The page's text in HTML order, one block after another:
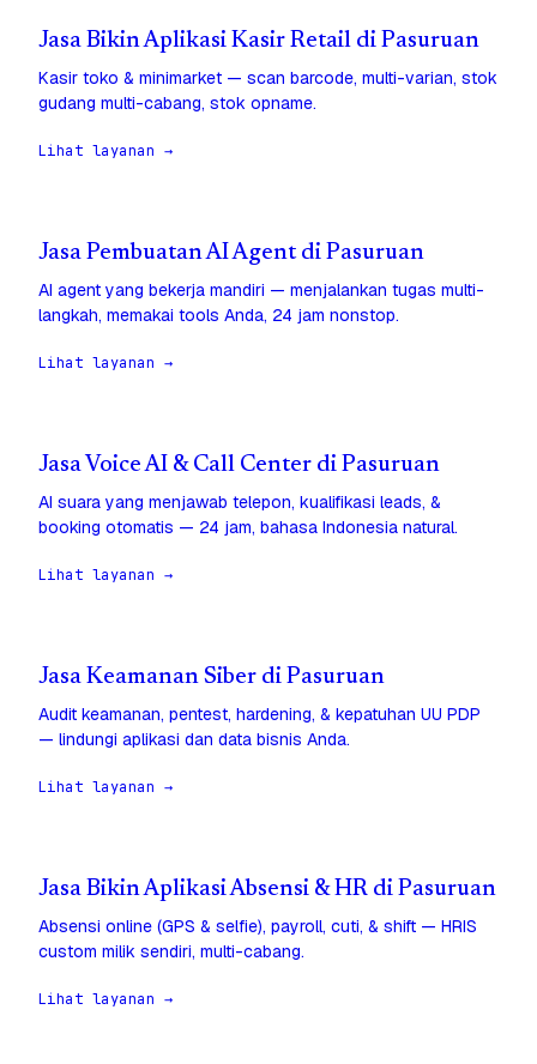
Jasa Bikin Aplikasi Kasir Retail di Pasuruan
Kasir toko & minimarket — scan barcode, multi-varian, stok
gudang multi-cabang, stok opname.
Lihat layanan →
Jasa Pembuatan AI Agent di Pasuruan
AI agent yang bekerja mandiri — menjalankan tugas multi-
langkah, memakai tools Anda, 24 jam nonstop.
Lihat layanan →
Jasa Voice AI & Call Center di Pasuruan
AI suara yang menjawab telepon, kualifikasi leads, &
booking otomatis — 24 jam, bahasa Indonesia natural.
Lihat layanan →
Jasa Keamanan Siber di Pasuruan
Audit keamanan, pentest, hardening, & kepatuhan UU PDP
— lindungi aplikasi dan data bisnis Anda.
Lihat layanan →
Jasa Bikin Aplikasi Absensi & HR di Pasuruan
Absensi online (GPS & selfie), payroll, cuti, & shift — HRIS
custom milik sendiri, multi-cabang.
Lihat layanan →